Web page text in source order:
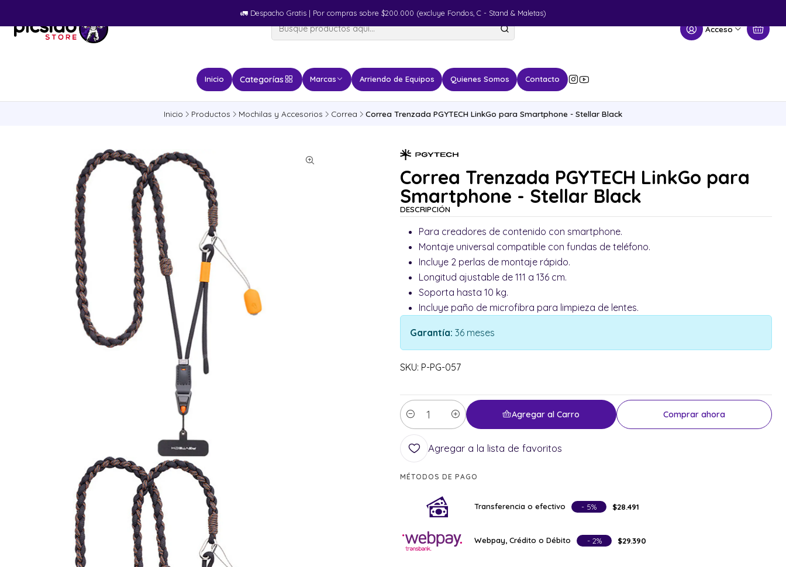
Acceso
Inicio Categorías Marcas Arriendo de Equipos Quienes Somos Contacto
🚛​ Despacho Gratis | Por compras sobre $200.000 (excluye Fondos, C - Stand & Maletas)
Inicio Productos Mochilas y Accesorios Correa Correa Trenzada PGYTECH LinkGo para Smartphone - Stellar Black
Correa Trenzada PGYTECH LinkGo para
Smartphone - Stellar Black
DESCRIPCIÓN
Para creadores de contenido con smartphone.
Montaje universal compatible con fundas de teléfono.
Incluye 2 perlas de montaje rápido.
Longitud ajustable de 111 a 136 cm.
Soporta hasta 10 kg.
Incluye paño de microfibra para limpieza de lentes.
Garantía: 36 meses
SKU: P-PG-057
Cantidad
Agregar al Carro Comprar ahora
Agregar a la lista de favoritos
MÉTODOS DE PAGO
Transferencia o efectivo - 5% $28.491
Webpay, Crédito o Débito - 2% $29.390